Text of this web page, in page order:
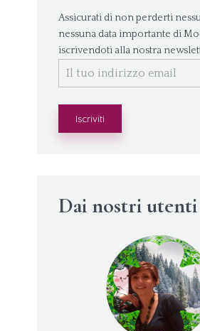
Assicurati di non perderti
nessuna data importante di
iscrivendoti alla nostra
Dai nostri utenti